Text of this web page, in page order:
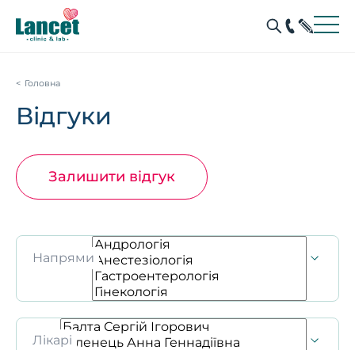
Головна
Відгуки
Залишити відгук
Напрями
Лікарі